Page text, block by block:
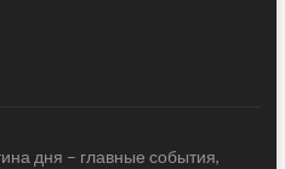
дня – главные события,